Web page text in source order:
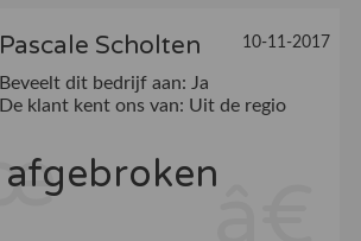
Pascale Scholten 10-11-2017
Beveelt dit bedrijf aan: Ja
De klant kent ons van: Uit de regio
afgebroken